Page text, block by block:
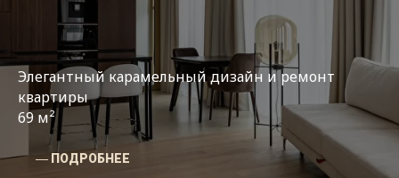
Элегантный карамельный дизайн и ремонт
квартиры
69 м²
― ПОДРОБНЕЕ